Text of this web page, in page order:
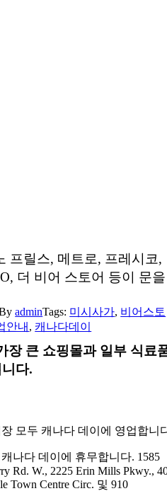
프릴스, 메트로, 프레시코,
더 비어 스토어 등이 문을
adminTags: 미시사가, 비어스토
안내 , 캐나다데이
장 큰 쇼핑몰과 일부 식료
다.
모두 캐나다 데이에 영업합니
나다 데이에 휴무합니다. 1585
Rd. W., 2225 Erin Mills Pkwy.,
Town Centre Circ. 및 910